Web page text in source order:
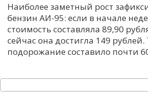
Наиболее заметный рост
бензин АИ-95: если в начале
стоимость составляла 89,90
сейчас она достигла 149
подорожание составило почти